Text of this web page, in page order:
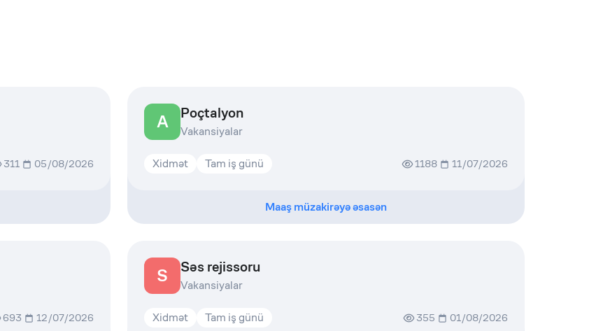
311 05/08/2026
A Poçtalyon
Vakansiyalar
Xidmət Tam iş günü 1188 11/07/2026
Maaş müzakirəyə əsasən
693 12/07/2026
S Səs rejissoru
Vakansiyalar
Xidmət Tam iş günü 355 01/08/2026